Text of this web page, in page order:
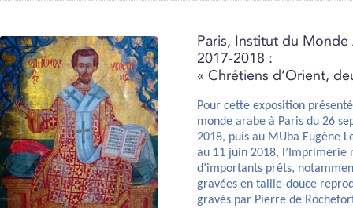
Paris, Institut du
2017-2018 :
« Chrétiens d’Orient,
Pour cette exposition
monde arabe à Paris du 26
2018, puis au MUba Eugène
au 11 juin 2018, l’Imprimerie
d’importants prêts,
gravées en taille-douce
gravés par Pierre de